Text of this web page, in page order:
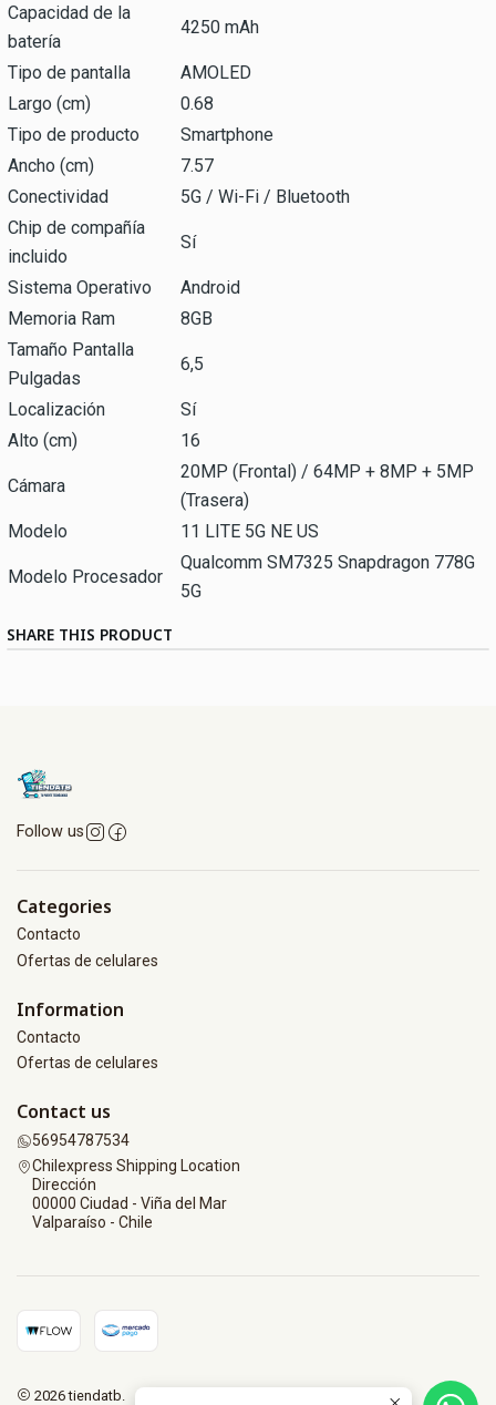
Capacidad de la
batería
4250 mAh
Tipo de pantalla
AMOLED
Largo (cm)
0.68
Tipo de producto
Smartphone
Ancho (cm)
7.57
Conectividad
5G / Wi-Fi / Bluetooth
Chip de compañía
incluido
Sí
Sistema Operativo
Android
Memoria Ram
8GB
Tamaño Pantalla
Pulgadas
6,5
Localización
Sí
Alto (cm)
16
Cámara
20MP (Frontal) / 64MP + 8MP + 5MP
(Trasera)
Modelo
11 LITE 5G NE US
Modelo Procesador
Qualcomm SM7325 Snapdragon 778G
5G
SHARE THIS PRODUCT
Follow us
Categories
Contacto
Ofertas de celulares
Information
Contacto
Ofertas de celulares
Contact us
56954787534
Chilexpress Shipping Location
Dirección
00000 Ciudad - Viña del Mar
Valparaíso - Chile
2026 tiendatb.